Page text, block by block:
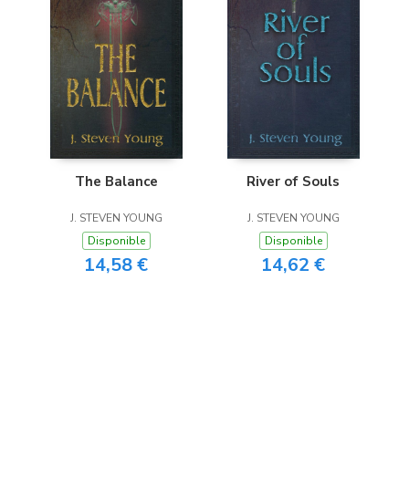
The Balance
J. STEVEN YOUNG
Disponible
14,58 €
River of Souls
J. STEVEN YOUNG
Disponible
14,62 €